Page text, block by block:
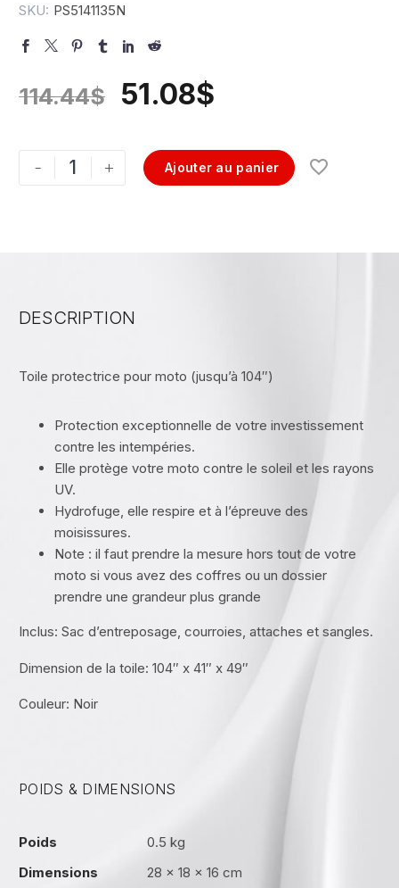
SKU: PS5141135N
114.44$ 51.08$
- + Ajouter au panier
DESCRIPTION
Toile protectrice pour moto (jusqu’à 104″)
Protection exceptionnelle de votre investissement
contre les intempéries.
Elle protège votre moto contre le soleil et les rayons
UV.
Hydrofuge, elle respire et à l’épreuve des
moisissures.
Note : il faut prendre la mesure hors tout de votre
moto si vous avez des coffres ou un dossier
prendre une grandeur plus grande
Inclus: Sac d’entreposage, courroies, attaches et sangles.
Dimension de la toile: 104″ x 41″ x 49″
Couleur: Noir
POIDS & DIMENSIONS
Poids
0.5 kg
Dimensions
28 × 18 × 16 cm